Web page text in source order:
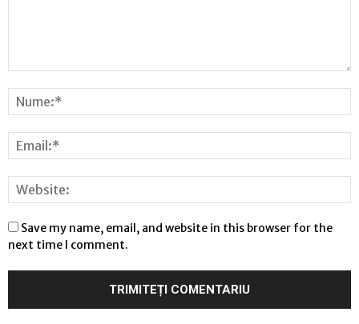
Save my name, email, and website in this browser for the
next time I comment.